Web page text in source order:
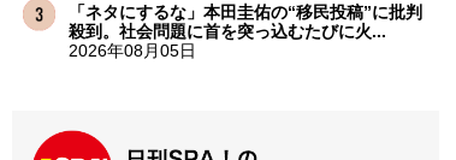
「ネタにするな」本田圭佑の“移民投稿”に批判
殺到。社会問題に首を突っ込むたびに火...
2026年08月05日